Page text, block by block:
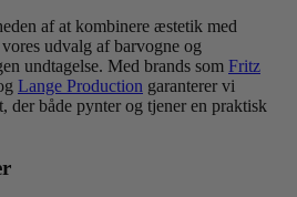
af at kombinere æstetik med
udvalg af barvogne og
undtagelse. Med brands som Fritz
Lange Production garanterer vi
der både pynter og tjener en praktisk